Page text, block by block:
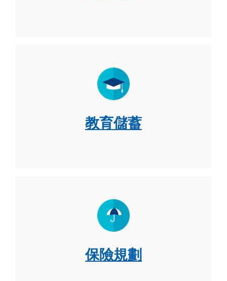
教育儲蓄
保險規劃